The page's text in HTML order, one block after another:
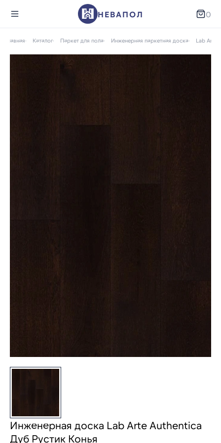
НЕВАПОЛ 0
Главная Каталог Паркет для пола Инженерная паркетная доска Lab Arte
Инженерная доска Lab Arte Authentica
Дуб Рустик Конья